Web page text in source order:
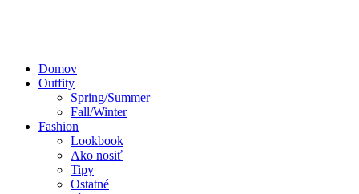
Domov
Outfity
Spring/Summer
Fall/Winter
Fashion
Lookbook
Ako nosiť
Tipy
Ostatné